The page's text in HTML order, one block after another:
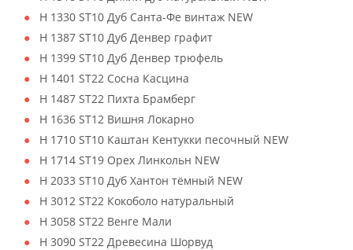
H 1330 ST10 Дуб Санта-Фе винтаж NEW
H 1387 ST10 Дуб Денвер графит
H 1399 ST10 Дуб Денвер трюфель
H 1401 ST22 Сосна Касцина
H 1487 ST22 Пихта Брамберг
H 1636 ST12 Вишня Локарно
H 1710 ST10 Каштан Кентукки песочный NEW
H 1714 ST19 Орех Линкольн NEW
H 2033 ST10 Дуб Хантон тёмный NEW
H 3012 ST22 Кокоболо натуральный
H 3058 ST22 Венге Мали
H 3090 ST22 Древесина Шорвуд